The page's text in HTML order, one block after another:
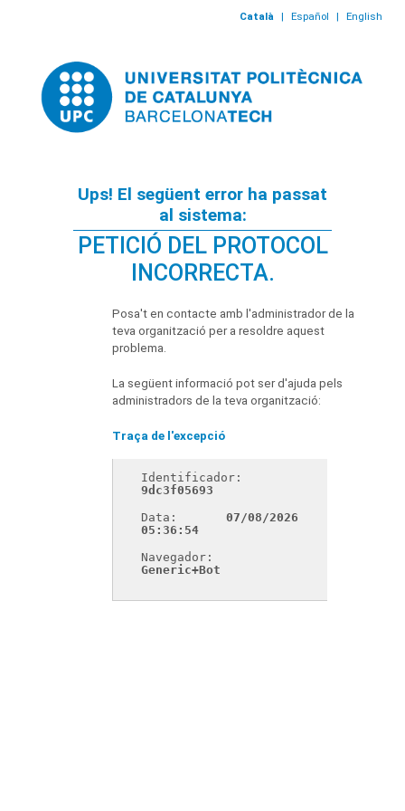
Català | Español | English
Ups! El següent error ha passat
al sistema:
PETICIÓ DEL PROTOCOL
INCORRECTA.
Posa't en contacte amb l'administrador de la
teva organització per a resoldre aquest
problema.
La següent informació pot ser d'ajuda pels
administradors de la teva organització:
Traça de l'excepció
9dc3f05693
Data:
07/08/2026
05:36:54
Generic+Bot